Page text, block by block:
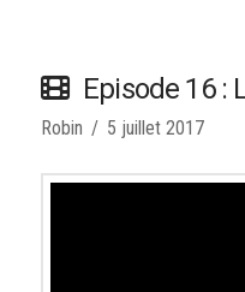
Episode 16 :
Robin 5 juillet 2017